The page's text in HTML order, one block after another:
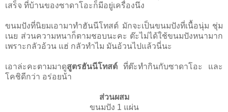
เสร็จ ที่บ้านของซาดาโอะก็มีอยู่เครื่องนึง
ขนมปังที่นิยมเอามาทำฮันนีโทสต์ มักจะเป็นขนมปังที่เนื้อนุ่ม ชุ่ม
เนย ส่วนความหนาก็ตามชอบนะคะ ต๊ะไม่ได้ใช้ขนมปังหนามาก
เพราะกลัวอ้วน แฮ่ กลัวทำไม มันอ้วนไปแล้วนี่นะ
เอาล่ะคะตามมาดูสูตรฮันนีโทสต์ ที่ต๊ะทำกินกับซาดาโอะ และ
โคชิดีกว่า อร่อยน้า
ส่วนผสม
ขนมปัง 1 แผ่น